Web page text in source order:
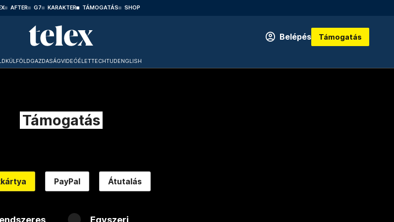
AFTER G7 KARAKTER TÁMOGATÁS SHOP
Belépés Támogatás
KÜLFÖLDGAZDASÁGVIDEÓÉLETTECHTUDENGLISH
Támogatás
PayPal Átutalás
Egyszeri